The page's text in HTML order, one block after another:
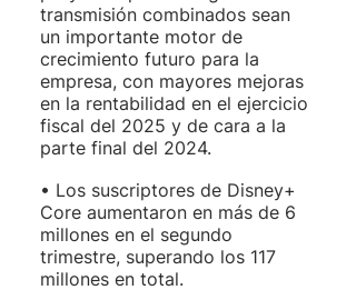
transmisión combinados sean
un importante motor de
crecimiento futuro para la
empresa, con mayores mejoras
en la rentabilidad en el ejercicio
fiscal del 2025 y de cara a la
parte final del 2024.
• Los suscriptores de Disney+
Core aumentaron en más de 6
millones en el segundo
trimestre, superando los 117
millones en total.